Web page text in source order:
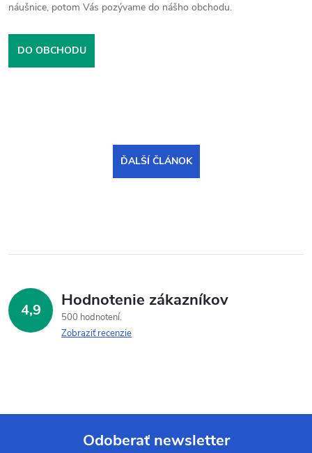
náušnice, potom Vás pozývame do nášho obchodu.
DO OBCHODU
ĎALŠÍ ČLÁNOK
4,9 Hodnotenie zákazníkov
500 hodnotení
Zobraziť recenzie
Odoberať newsletter